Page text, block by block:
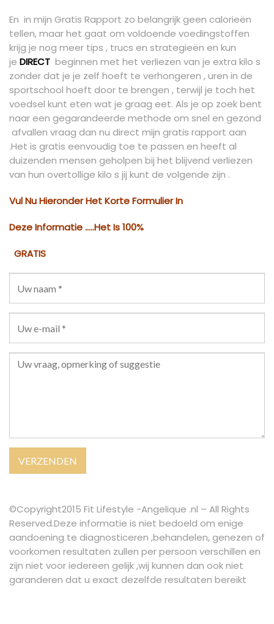
En in mijn Gratis Rapport zo belangrijk geen calorieën
tellen, maar het gaat om voldoende voedingstoffen
krijg je nog meer tips , trucs en strategieën en kun
je DIRECT beginnen met het verliezen van je extra kilo s
zonder dat je je zelf hoeft te verhongeren , uren in de
sportschool hoeft door te brengen , terwijl je toch het
voedsel kunt eten wat je graag eet. Als je op zoek bent
naar een gegarandeerde methode om snel en gezond
afvallen vraag dan nu direct mijn gratis rapport aan
.Het is gratis eenvoudig toe te passen en heeft al
duizenden mensen geholpen bij het blijvend verliezen
van hun overtollige kilo s jij kunt de volgende zijn .
Vul Nu Hieronder Het Korte Formulier In
Deze Informatie …..Het Is 100%
GRATIS
©Copyright2015 Fit Lifestyle -Angelique .nl – All Rights
Reserved.Deze informatie is niet bedoeld om enige
aandoening te diagnosticeren ,behandelen, genezen of
voorkomen resultaten zullen per persoon verschillen en
zijn niet voor iedereen gelijk ,wij kunnen dan ook niet
garanderen dat u exact dezelfde resultaten bereikt